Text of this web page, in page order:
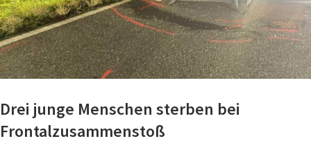
Drei junge Menschen sterben bei
Frontalzusammenstoß